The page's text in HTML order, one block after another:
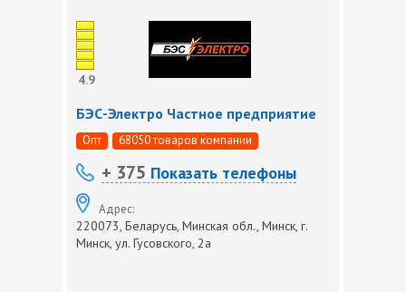
4.9
БЭС-Электро Частное предприятие
Опт 68050 товаров компании
+ 375 Показать телефоны
Адрес:
220073, Беларусь, Минская обл., Минск, г.
Минск, ул. Гусовского, 2а